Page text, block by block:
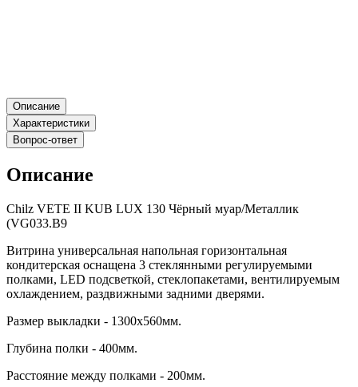
Описание
Характеристики
Вопрос-ответ
Описание
Chilz VETE II KUB LUX 130 Чёрный муар/Металлик
(VG033.B9
Витрина универсальная напольная горизонтальная
кондитерская оснащена 3 стеклянными регулируемыми
полками, LED подсветкой, стеклопакетами, вентилируемым
охлаждением, раздвижными задними дверями.
Размер выкладки - 1300х560мм.
Глубина полки - 400мм.
Расстояние между полками - 200мм.